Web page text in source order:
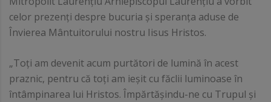
celor prezenţi despre bucuria și speranța aduse de
Învierea Mântuitorului nostru Iisus Hristos.
„Toți am devenit acum purtători de lumină în acest
praznic, pentru că toți am ieșit cu făclii luminoase în
întâmpinarea lui Hristos. Împărtășindu-ne cu Trupul și